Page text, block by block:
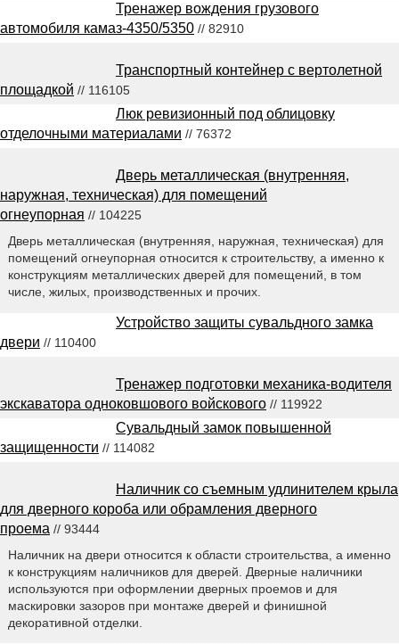
Тренажер вождения грузового
автомобиля камаз-4350/5350 // 82910
Транспортный контейнер с вертолетной
площадкой // 116105
Люк ревизионный под облицовку
отделочными материалами // 76372
Дверь металлическая (внутренняя,
наружная, техническая) для помещений
огнеупорная // 104225
Дверь металлическая (внутренняя, наружная, техническая) для
помещений огнеупорная относится к строительству, а именно к
конструкциям металлических дверей для помещений, в том
числе, жилых, производственных и прочих.
Устройство защиты сувальдного замка
двери // 110400
Тренажер подготовки механика-водителя
экскаватора одноковшового войскового // 119922
Сувальдный замок повышенной
защищенности // 114082
Наличник со съемным удлинителем крыла
для дверного короба или обрамления дверного
проема // 93444
Наличник на двери относится к области строительства, а именно
к конструкциям наличников для дверей. Дверные наличники
используются при оформлении дверных проемов и для
маскировки зазоров при монтаже дверей и финишной
декоративной отделки.